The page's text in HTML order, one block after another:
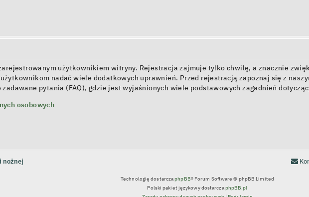
użytkownikiem witryny. Rejestracja zajmuje tylko chwilę, a znacznie
nadać wiele dodatkowych uprawnień. Przed rejestracją zapoznaj się z
pytania (FAQ), gdzie jest wyjaśnionych wiele podstawowych zagadnień
osobowych
nożnej
Technologię dostarczaphpBB® Forum Software © phpBB Limited
Polski pakiet językowy dostarczaphpBB.pl